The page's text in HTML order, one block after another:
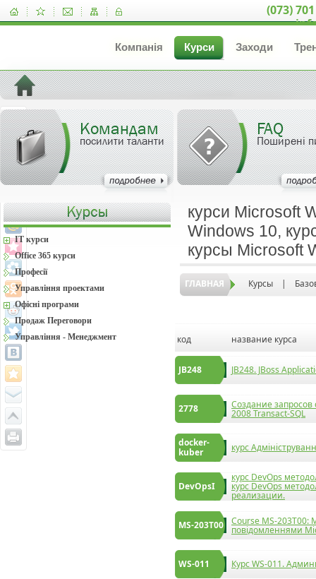
(073)
Компанія Курси Заходи
Командам
посилити таланти
FAQ
Поширені
курси Microsoft
Windows 10,
курсы Microsoft
ГЛАВНАЯ Курсы |
код название курса
JB248 JB248. JBoss
2778 Создание
2008 Transact-SQL
docker-
kuber
курс
DevOpsI
курс DevOps
курс DevOps
реализации.
MS-203T00 Course MS-203T00:
повідомленнями
WS-011 Курс WS-011.
IT курси
Office 365 курси
Професії
Управління проектами
Офісні програми
Продаж Переговори
Управління - Менеджмент